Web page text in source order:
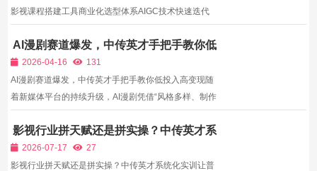
影视课程搭建工具商业化选型体系AIGC技术快速迭代
频、动态人物驱动、场景渲染、智能剪辑等多类型产
品，不同工具在画质精度、人物一致性、动态流畅度、
商用授权...
AI漫剧赛道爆发，中传英才手把手教你低
投入高变现
2026-04-16
131
AI漫剧赛道爆发，中传英才手把手教你低投入高变现随
着新媒体平台的持续升级，AI漫剧凭借“风格多样、制作
道之一。无论是抖音、快手等短视频平台，还是小红
书、视频号等社交平台，AI漫剧都凭借紧凑的剧情、精
美的画面...
影视行业拼天赋还是拼实操？中传英才系
统化实训让普通人也能入行高薪赛道
2026-07-17
27
影视行业拼天赋还是拼实操？中传英才系统化实训让普